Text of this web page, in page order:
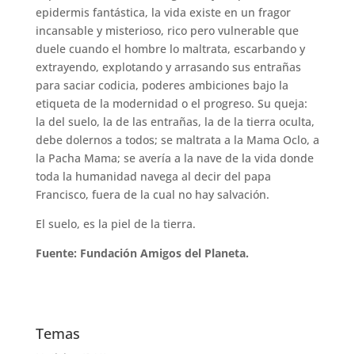
epidermis fantástica, la vida existe en un fragor
incansable y misterioso, rico pero vulnerable que
duele cuando el hombre lo maltrata, escarbando y
extrayendo, explotando y arrasando sus entrañas
para saciar codicia, poderes ambiciones bajo la
etiqueta de la modernidad o el progreso. Su queja:
la del suelo, la de las entrañas, la de la tierra oculta,
debe dolernos a todos; se maltrata a la Mama Oclo, a
la Pacha Mama; se avería a la nave de la vida donde
toda la humanidad navega al decir del papa
Francisco, fuera de la cual no hay salvación.
El suelo, es la piel de la tierra.
Fuente: Fundación Amigos del Planeta.
Temas